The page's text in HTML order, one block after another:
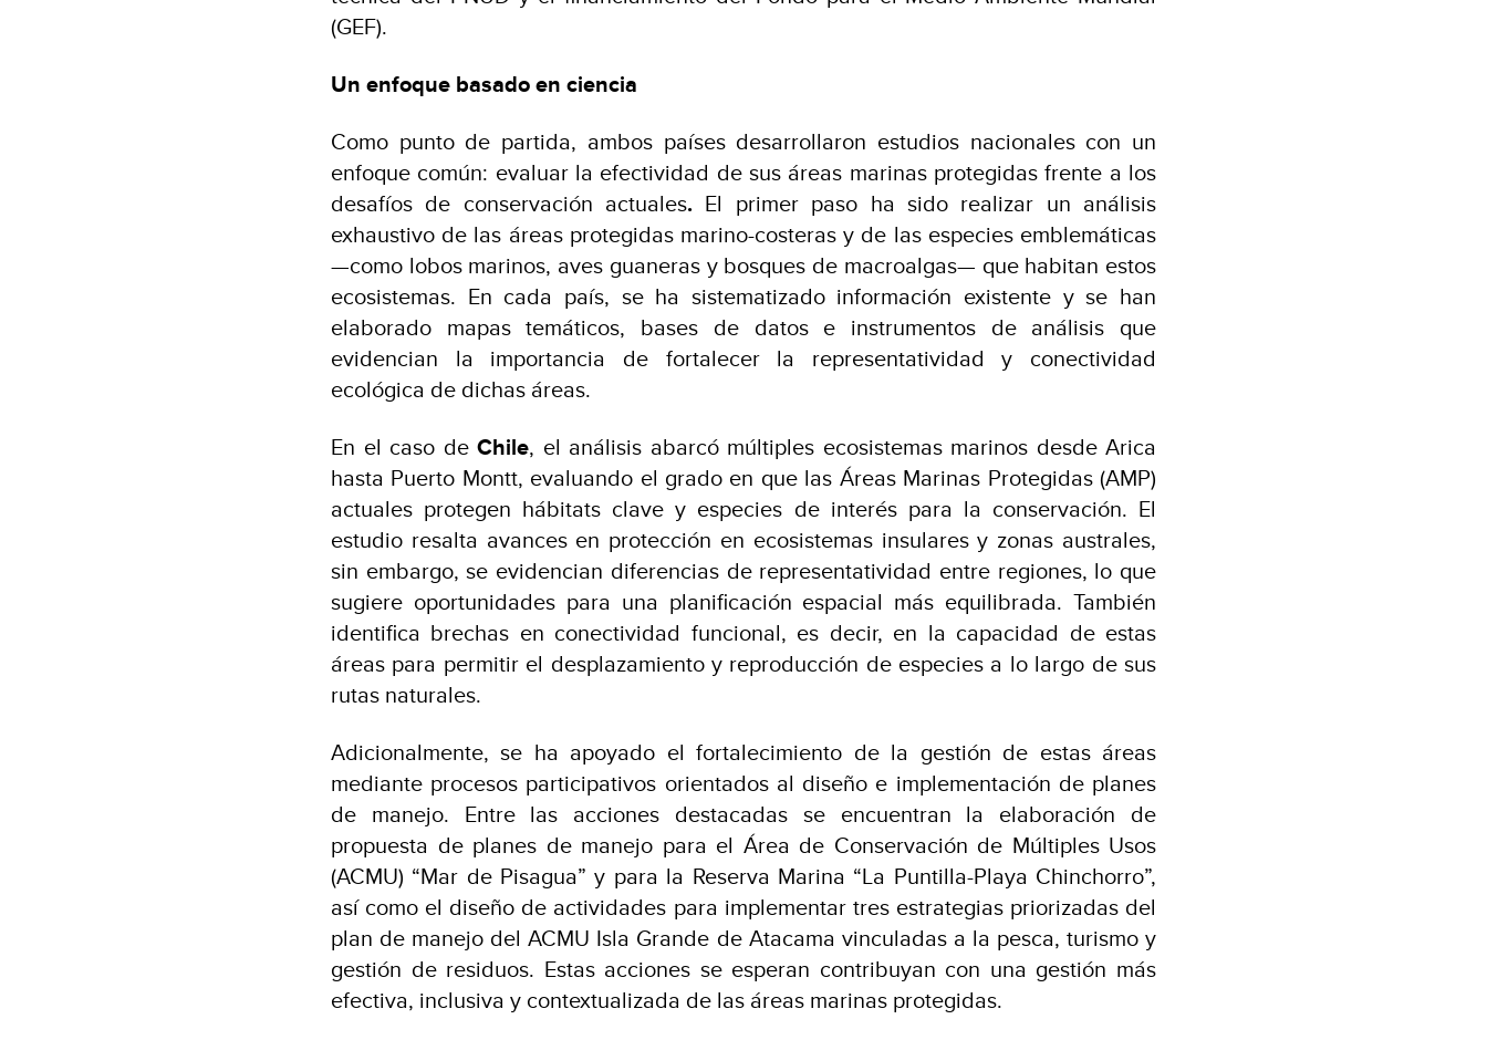
(GEF).
Un enfoque basado en ciencia
Como punto de partida, ambos países desarrollaron estudios nacionales con un
enfoque común: evaluar la efectividad de sus áreas marinas protegidas frente a los
desafíos de conservación actuales. El primer paso ha sido realizar un análisis
exhaustivo de las áreas protegidas marino-costeras y de las especies emblemáticas
—como lobos marinos, aves guaneras y bosques de macroalgas— que habitan estos
ecosistemas. En cada país, se ha sistematizado información existente y se han
elaborado mapas temáticos, bases de datos e instrumentos de análisis que
evidencian la importancia de fortalecer la representatividad y conectividad
ecológica de dichas áreas.
En el caso de Chile, el análisis abarcó múltiples ecosistemas marinos desde Arica
hasta Puerto Montt, evaluando el grado en que las Áreas Marinas Protegidas (AMP)
actuales protegen hábitats clave y especies de interés para la conservación. El
estudio resalta avances en protección en ecosistemas insulares y zonas australes,
sin embargo, se evidencian diferencias de representatividad entre regiones, lo que
sugiere oportunidades para una planificación espacial más equilibrada. También
identifica brechas en conectividad funcional, es decir, en la capacidad de estas
áreas para permitir el desplazamiento y reproducción de especies a lo largo de sus
rutas naturales.
Adicionalmente, se ha apoyado el fortalecimiento de la gestión de estas áreas
mediante procesos participativos orientados al diseño e implementación de planes
de manejo. Entre las acciones destacadas se encuentran la elaboración de
propuesta de planes de manejo para el Área de Conservación de Múltiples Usos
(ACMU) “Mar de Pisagua” y para la Reserva Marina “La Puntilla-Playa Chinchorro”,
así como el diseño de actividades para implementar tres estrategias priorizadas del
plan de manejo del ACMU Isla Grande de Atacama vinculadas a la pesca, turismo y
gestión de residuos. Estas acciones se esperan contribuyan con una gestión más
efectiva, inclusiva y contextualizada de las áreas marinas protegidas.